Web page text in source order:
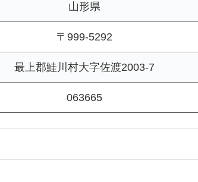
山形県
〒999-5292
最上郡鮭川村大字佐渡2003-7
063665